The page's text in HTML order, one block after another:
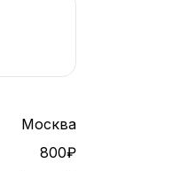
Москва
800₽